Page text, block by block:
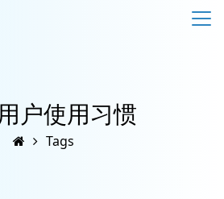
户使用习惯
Tags